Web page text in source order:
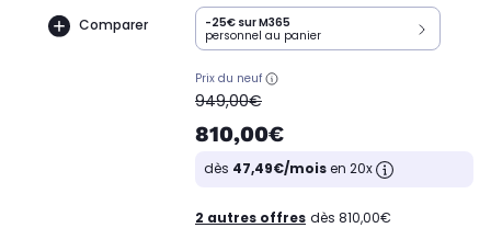
Comparer
-25€ sur M365
personnel au panier
Prix du neuf
oldPrice
949,00€
810,00€
dès 47,49€/moisen 20x
2 autres offres dès 810,00€